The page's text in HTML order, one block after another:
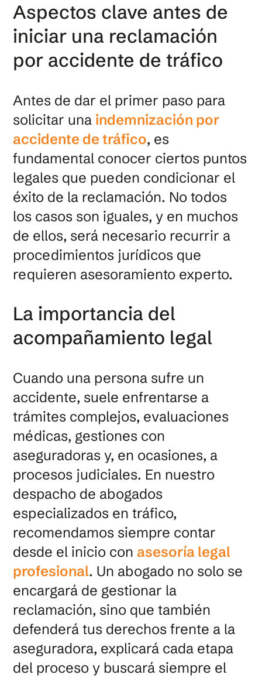
Aspectos clave antes de
iniciar una reclamación
por accidente de tráfico
Antes de dar el primer paso para
solicitar una indemnización por
accidente de tráfico, es
fundamental conocer ciertos puntos
legales que pueden condicionar el
éxito de la reclamación. No todos
los casos son iguales, y en muchos
de ellos, será necesario recurrir a
procedimientos jurídicos que
requieren asesoramiento experto.
La importancia del
acompañamiento legal
Cuando una persona sufre un
accidente, suele enfrentarse a
trámites complejos, evaluaciones
médicas, gestiones con
aseguradoras y, en ocasiones, a
procesos judiciales. En nuestro
despacho de abogados
especializados en tráfico,
recomendamos siempre contar
desde el inicio conasesoría legal
profesional. Un abogado no solo se
encargará de gestionar la
reclamación, sino que también
defenderá tus derechos frente a la
aseguradora, explicará cada etapa
del proceso y buscará siempre el